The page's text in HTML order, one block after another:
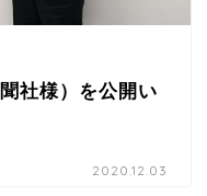
社様）を公開い
2020.12.03